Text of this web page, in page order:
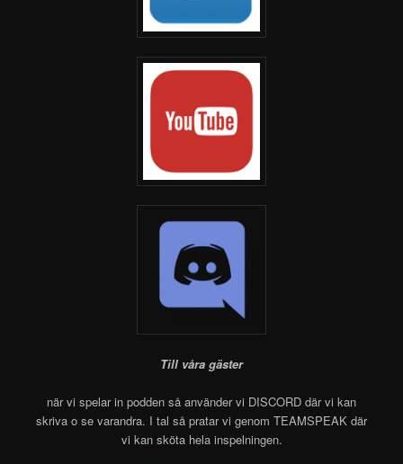
Till våra gäster
när vi spelar in podden så använder vi DISCORD där vi kan
skriva o se varandra. I tal så pratar vi genom TEAMSPEAK där
vi kan sköta hela inspelningen.